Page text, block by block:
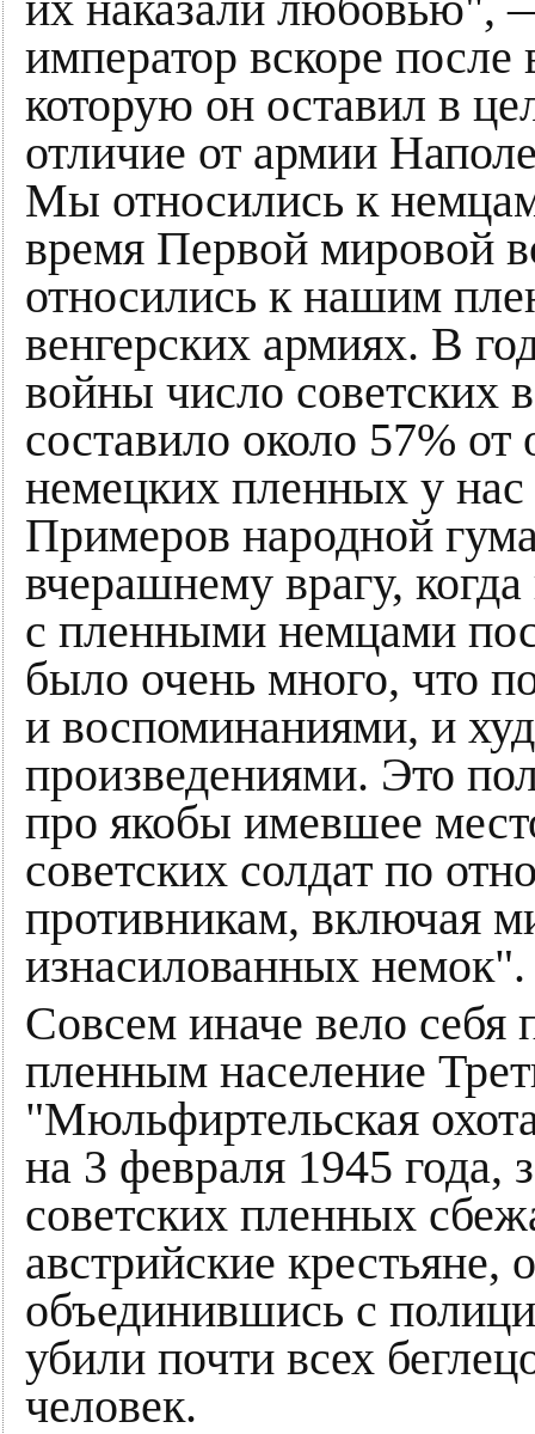
император вскоре
которую он оставил в
отличие от армии
Мы относились к
время Первой мировой
относились к нашим
венгерских армиях. В
войны число советских
составило около 57%
немецких пленных у нас
Примеров народной
вчерашнему врагу,
с пленными немцами
было очень много, что
и воспоминаниями, и
произведениями. Это
про якобы имевшее
советских солдат по
противникам, включая
изнасилованных немок".
Совсем иначе вело
пленным население
"Мюльфиртельская
на 3 февраля 1945 года,
советских пленных
австрийские крестьяне,
объединившись с
убили почти всех
человек.